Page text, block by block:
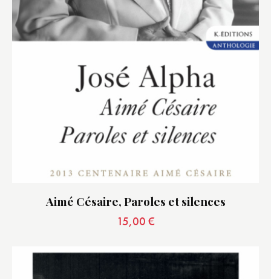
Aimé Césaire, Paroles et silences
15,00 €